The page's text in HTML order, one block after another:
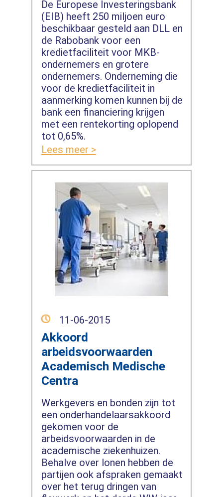
De Europese Investeringsbank
(EIB) heeft 250 miljoen euro
beschikbaar gesteld aan DLL en
de Rabobank voor een
kredietfaciliteit voor MKB-
ondernemers en grotere
ondernemers. Onderneming die
voor de kredietfaciliteit in
aanmerking komen kunnen bij de
bank een financiering krijgen
met een rentekorting oplopend
tot 0,65%.
Lees meer >
11-06-2015
Akkoord
arbeidsvoorwaarden
Academisch Medische
Centra
Werkgevers en bonden zijn tot
een onderhandelaarsakkoord
gekomen voor de
arbeidsvoorwaarden in de
academische ziekenhuizen.
Behalve over lonen hebben de
partijen ook afspraken gemaakt
over het terug dringen van